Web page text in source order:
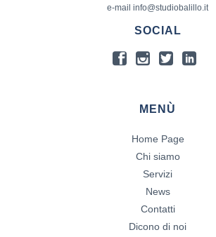
e-mail info@studiobalillo.it
SOCIAL
MENÙ
Home Page
Chi siamo
Servizi
News
Contatti
Dicono di noi